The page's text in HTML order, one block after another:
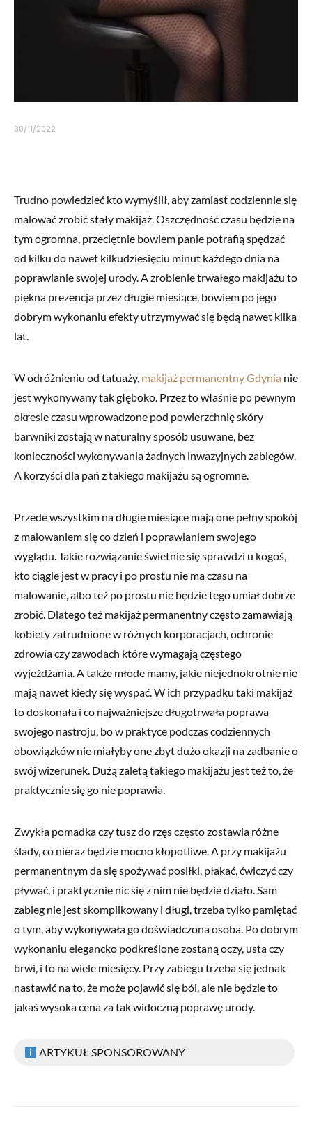
30/11/2022
Trudno powiedzieć kto wymyślił, aby zamiast codziennie się
malować zrobić stały makijaż. Oszczędność czasu będzie na
tym ogromna, przeciętnie bowiem panie potrafią spędzać
od kilku do nawet kilkudziesięciu minut każdego dnia na
poprawianie swojej urody. A zrobienie trwałego makijażu to
piękna prezencja przez długie miesiące, bowiem po jego
dobrym wykonaniu efekty utrzymywać się będą nawet kilka
lat.
W odróżnieniu od tatuaży, makijaż permanentny Gdynia nie
jest wykonywany tak głęboko. Przez to właśnie po pewnym
okresie czasu wprowadzone pod powierzchnię skóry
barwniki zostają w naturalny sposób usuwane, bez
konieczności wykonywania żadnych inwazyjnych zabiegów.
A korzyści dla pań z takiego makijażu są ogromne.
Przede wszystkim na długie miesiące mają one pełny spokój
z malowaniem się co dzień i poprawianiem swojego
wyglądu. Takie rozwiązanie świetnie się sprawdzi u kogoś,
kto ciągle jest w pracy i po prostu nie ma czasu na
malowanie, albo też po prostu nie będzie tego umiał dobrze
zrobić. Dlatego też makijaż permanentny często zamawiają
kobiety zatrudnione w różnych korporacjach, ochronie
zdrowia czy zawodach które wymagają częstego
wyjeżdżania. A także młode mamy, jakie niejednokrotnie nie
mają nawet kiedy się wyspać. W ich przypadku taki makijaż
to doskonała i co najważniejsze długotrwała poprawa
swojego nastroju, bo w praktyce podczas codziennych
obowiązków nie miałyby one zbyt dużo okazji na zadbanie o
swój wizerunek. Dużą zaletą takiego makijażu jest też to, że
praktycznie się go nie poprawia.
Zwykła pomadka czy tusz do rzęs często zostawia różne
ślady, co nieraz będzie mocno kłopotliwe. A przy makijażu
permanentnym da się spożywać posiłki, płakać, ćwiczyć czy
pływać, i praktycznie nic się z nim nie będzie działo. Sam
zabieg nie jest skomplikowany i długi, trzeba tylko pamiętać
o tym, aby wykonywała go doświadczona osoba. Po dobrym
wykonaniu elegancko podkreślone zostaną oczy, usta czy
brwi, i to na wiele miesięcy. Przy zabiegu trzeba się jednak
nastawić na to, że może pojawić się ból, ale nie będzie to
jakaś wysoka cena za tak widoczną poprawę urody.
ARTYKUŁ SPONSOROWANY